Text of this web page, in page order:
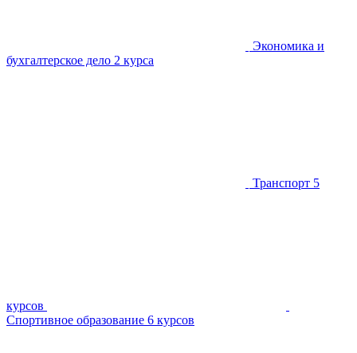
Экономика и
бухгалтерское дело 2 курса
Транспорт 5
курсов
Спортивное образование 6 курсов